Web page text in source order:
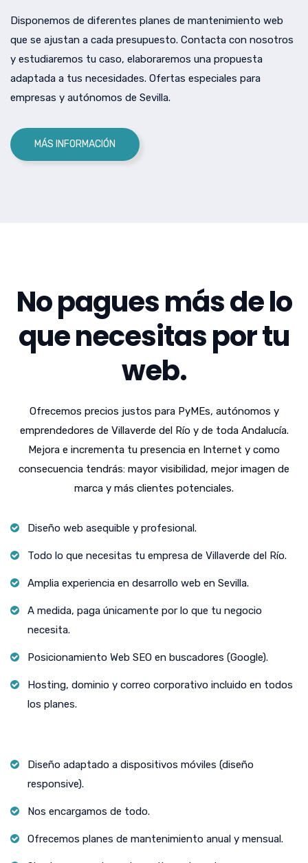
Disponemos de diferentes planes de mantenimiento web
que se ajustan a cada presupuesto. Contacta con nosotros
y estudiaremos tu caso, elaboraremos una propuesta
adaptada a tus necesidades. Ofertas especiales para
empresas y autónomos de Sevilla.
MÁS INFORMACIÓN
No pagues más de lo
que necesitas por tu
web.
Ofrecemos precios justos para PyMEs, autónomos y
emprendedores de Villaverde del Río y de toda Andalucía.
Mejora e incrementa tu presencia en Internet y como
consecuencia tendrás: mayor visibilidad, mejor imagen de
marca y más clientes potenciales.
Diseño web asequible y profesional.
Todo lo que necesitas tu empresa de Villaverde del Río.
Amplia experiencia en desarrollo web en Sevilla.
A medida, paga únicamente por lo que tu negocio
necesita.
Posicionamiento Web SEO en buscadores (Google).
Hosting, dominio y correo corporativo incluido en todos
los planes.
Diseño adaptado a dispositivos móviles (diseño
responsive).
Nos encargamos de todo.
Ofrecemos planes de mantenimiento anual y mensual.